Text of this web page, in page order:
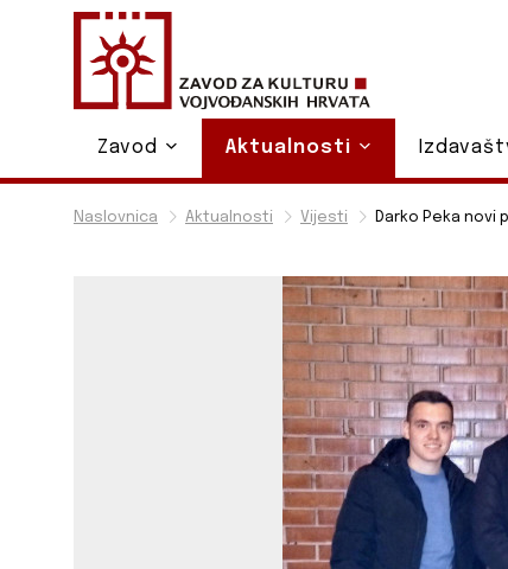
Naslovnica Aktualnosti Vijesti Darko Peka novi
Zavod Aktualnosti